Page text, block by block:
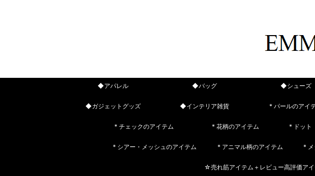
◆アパレル ◆バッグ ◆シューズ
◆ガジェットグッズ ◆インテリア雑貨 * パールのアイ
* チェックのアイテム * 花柄のアイテム * ドット
* シアー・メッシュのアイテム * アニマル柄のアイテム * メ
☆売れ筋アイテム＋レビュー高評価ア